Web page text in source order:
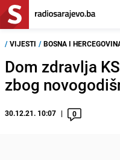
/ VIJESTI / BOSNA I
Dom zdravlja
zbog
30.12.21. 10:07 0